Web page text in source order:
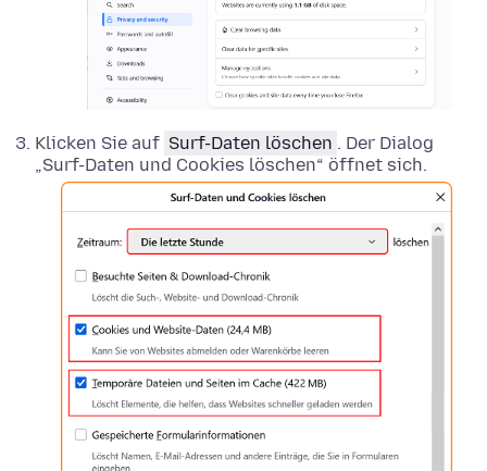
Klicken Sie auf Surf-Daten löschen . Der Dialog
„Surf-Daten und Cookies löschen“ öffnet sich.